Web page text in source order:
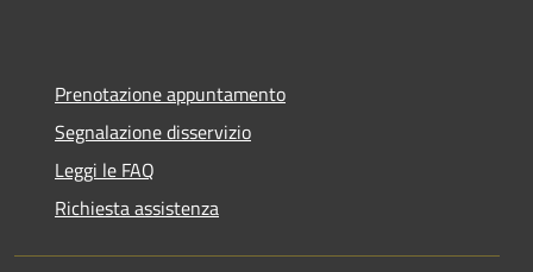
Prenotazione appuntamento
Segnalazione disservizio
Leggi le FAQ
Richiesta assistenza